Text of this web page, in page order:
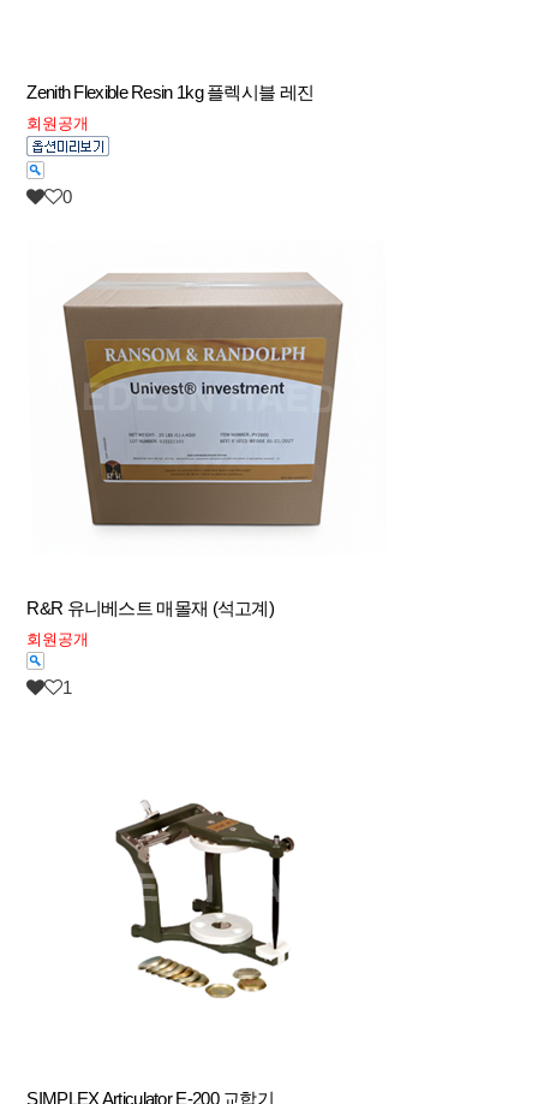
Zenith Flexible Resin 1kg 플렉시블 레진
회원공개
0
R&R 유니베스트 매몰재 (석고계)
회원공개
1
SIMPLEX Articulator E-200 교합기